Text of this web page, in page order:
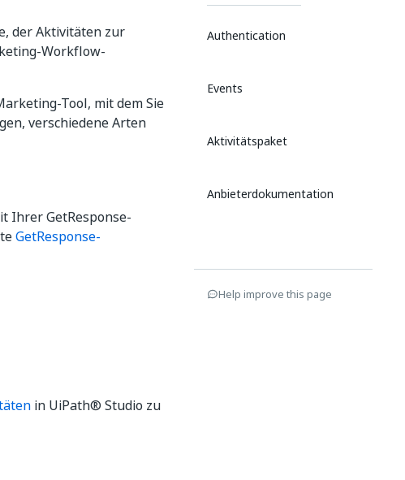
der Aktivitäten zur
Workflow-
Tool, mit dem Sie
verschiedene Arten
Ihrer GetResponse-
GetResponse-
in UiPath® Studio zu
Authentication
Events
Aktivitätspaket
Anbieterdokumentation
Help improve this page